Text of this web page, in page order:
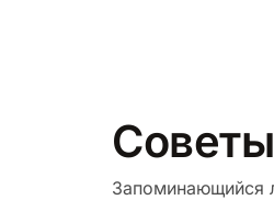
Запоминающийся